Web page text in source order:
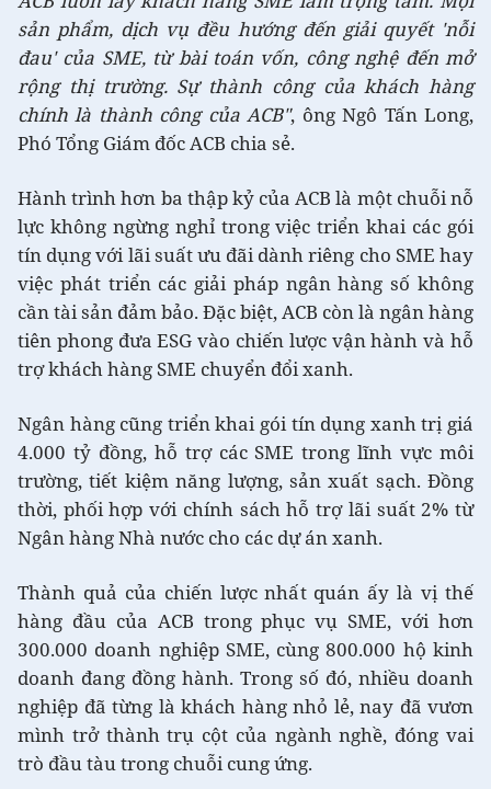
sản phẩm, dịch vụ đều hướng đến giải quyết 'nỗi
đau' của SME, từ bài toán vốn, công nghệ đến mở
rộng thị trường. Sự thành công của khách hàng
chính là thành công của ACB", ông Ngô Tấn Long,
Phó Tổng Giám đốc ACB chia sẻ.
Hành trình hơn ba thập kỷ của ACB là một chuỗi nỗ
lực không ngừng nghỉ trong việc triển khai các gói
tín dụng với lãi suất ưu đãi dành riêng cho SME hay
việc phát triển các giải pháp ngân hàng số không
cần tài sản đảm bảo. Đặc biệt, ACB còn là ngân hàng
tiên phong đưa ESG vào chiến lược vận hành và hỗ
trợ khách hàng SME chuyển đổi xanh.
Ngân hàng cũng triển khai gói tín dụng xanh trị giá
4.000 tỷ đồng, hỗ trợ các SME trong lĩnh vực môi
trường, tiết kiệm năng lượng, sản xuất sạch. Đồng
thời, phối hợp với chính sách hỗ trợ lãi suất 2% từ
Ngân hàng Nhà nước cho các dự án xanh.
Thành quả của chiến lược nhất quán ấy là vị thế
hàng đầu của ACB trong phục vụ SME, với hơn
300.000 doanh nghiệp SME, cùng 800.000 hộ kinh
doanh đang đồng hành. Trong số đó, nhiều doanh
nghiệp đã từng là khách hàng nhỏ lẻ, nay đã vươn
mình trở thành trụ cột của ngành nghề, đóng vai
trò đầu tàu trong chuỗi cung ứng.